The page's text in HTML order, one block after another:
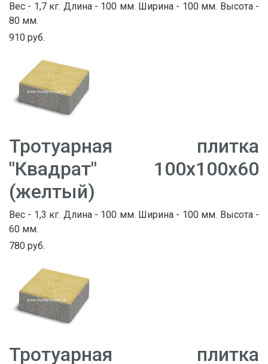
Вес - 1,7 кг. Длина - 100 мм. Ширина - 100 мм. Высота -
80 мм.
910 руб.
Тротуарная плитка
"Квадрат" 100х100х60
(желтый)
Вес - 1,3 кг. Длина - 100 мм. Ширина - 100 мм. Высота -
60 мм.
780 руб.
Тротуарная плитка